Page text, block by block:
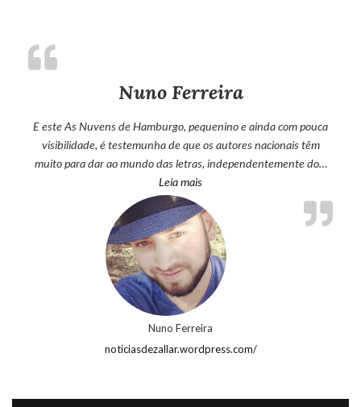
Nuno Ferreira
E este As Nuvens de Hamburgo, pequenino e ainda com pouca
visibilidade, é testemunha de que os autores nacionais têm
muito para dar ao mundo das letras, independentemente do…
Leia mais“Nuno Ferreira”
Nuno Ferreira
noticiasdezallar.wordpress.com/